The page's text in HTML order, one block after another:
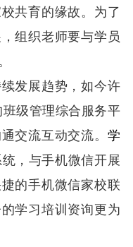
共育的缘故。为了
组织老师要与学员
发展趋势，如今许
级管理综合服务平
交流互动交流。 学
，与手机微信开展
的手机微信家校联
学习培训资询更为